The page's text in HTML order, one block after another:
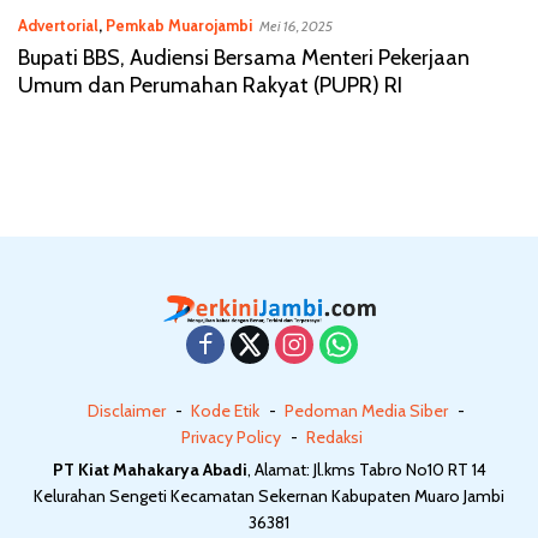
Advertorial, Pemkab Muarojambi Mei 16, 2025
Bupati BBS, Audiensi Bersama Menteri Pekerjaan
Umum dan Perumahan Rakyat (PUPR) RI
Disclaimer Kode Etik
Pedoman Media Siber
Privacy Policy
Redaksi
PT Kiat Mahakarya Abadi, Alamat: Jl.kms Tabro No10 RT 14
Kelurahan Sengeti Kecamatan Sekernan Kabupaten Muaro Jambi
36381